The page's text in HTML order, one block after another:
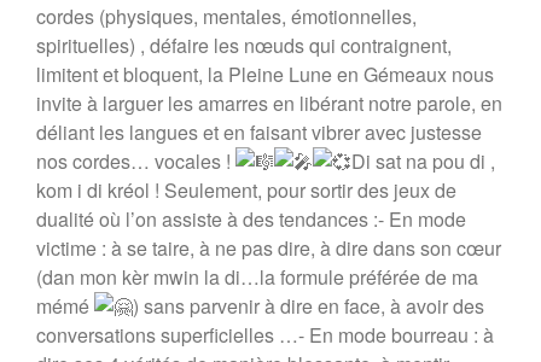
cordes (physiques, mentales, émotionnelles,
spirituelles) , défaire les nœuds qui contraignent,
limitent et bloquent, la Pleine Lune en Gémeaux nous
invite à larguer les amarres en libérant notre parole, en
déliant les langues et en faisant vibrer avec justesse
nos cordes… vocales !
Di sat na pou di ,
kom i di kréol ! Seulement, pour sortir des jeux de
dualité où l’on assiste à des tendances :- En mode
victime : à se taire, à ne pas dire, à dire dans son cœur
(dan mon kèr mwin la di…la formule préférée de ma
mémé
) sans parvenir à dire en face, à avoir des
conversations superficielles …- En mode bourreau : à